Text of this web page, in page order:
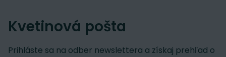
Kvetinová pošta
Prihláste sa na odber newslettera a získaj prehľad o